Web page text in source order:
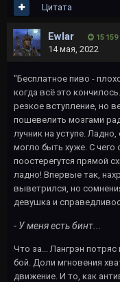
Цитата
Ewlar 15 159
14 мая, 2022
"Бесплатное пиво -
когда всё это
резкое вступление, но
пошевелить мозгами
лучник на уступе.
могло быть хуже. С чего
поостерегутся прямой
ладно! Впервые так,
выветрился, но
девушка и
- У меня есть бинт...
Что за... Лангрэн
бой. Доли мгновения
движение. И то, как